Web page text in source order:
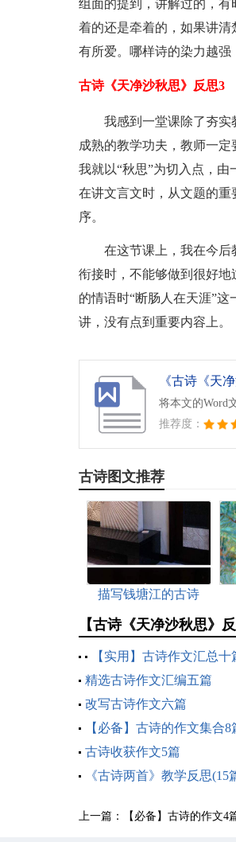
组面的提到，讲解过的，
着的还是牵着的，如果讲
有所爱。哪样诗的染力越强
古诗《天净沙秋思》反思3
我感到一堂课除了夯
成熟的教学功夫，教师一
我就以“秋思”为切入点，
在讲文言文时，从文题的
序。
在这节课上，我在今
衔接时，不能够做到很好
的情语时“断肠人在天涯”
讲，没有点到重要内容上。
《古诗《天
将本文的Word
推荐度：
古诗图文推荐
描写钱塘江的古诗
【古诗《天净沙秋思》
【实用】古诗作文汇总十
精选古诗作文汇编五篇
改写古诗作文六篇
【必备】古诗的作文集合8
古诗收获作文5篇
《古诗两首》教学反思(15
上一篇： 【必备】古诗的作文4